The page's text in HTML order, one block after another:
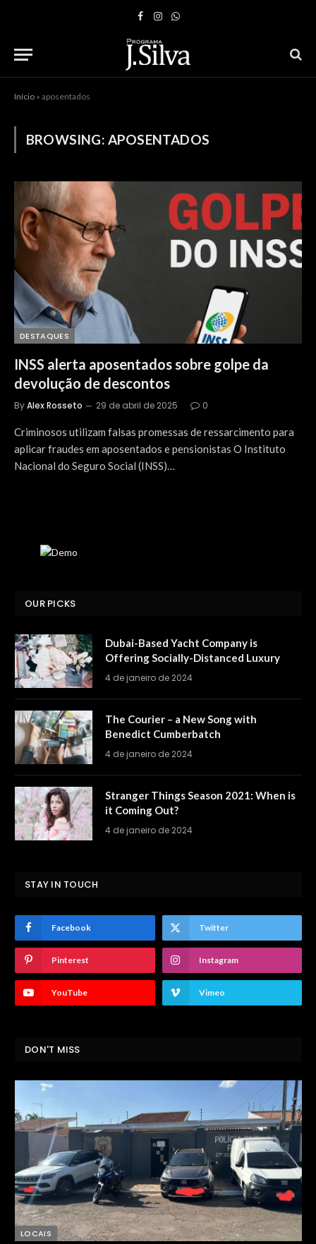
Facebook
Instagram
WhatsApp
Início » aposentados
BROWSING: APOSENTADOS
DESTAQUES
INSS alerta aposentados sobre golpe da
devolução de descontos
ByAlex Rosseto 29 de abril de 2025 0
Criminosos utilizam falsas promessas de ressarcimento para
aplicar fraudes em aposentados e pensionistas O Instituto
Nacional do Seguro Social (INSS)…
OUR PICKS
Dubai-Based Yacht Company is
Offering Socially-Distanced Luxury
4 de janeiro de 2024
The Courier – a New Song with
Benedict Cumberbatch
4 de janeiro de 2024
Stranger Things Season 2021: When is
it Coming Out?
4 de janeiro de 2024
STAY IN TOUCH
Facebook Twitter
Pinterest Instagram
YouTube Vimeo
DON'T MISS
LOCAIS